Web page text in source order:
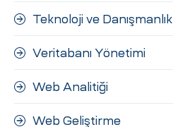
Teknoloji ve Danışmanlık
Veritabanı Yönetimi
Web Analitiği
Web Geliştirme